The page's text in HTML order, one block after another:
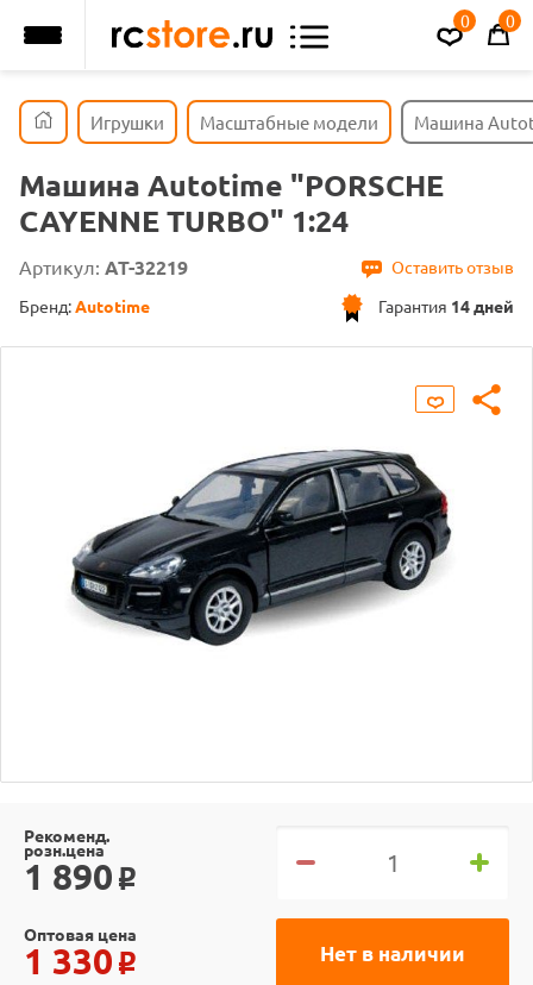
0 0
Игрушки Масштабные модели Машина
Машина Autotime "PORSCHE
CAYENNE TURBO" 1:24
Артикул: AT-32219
Оставить отзыв
Гарантия 14 дней
Бренд:Autotime
Рекоменд.
розн.цена
1 890 o
Нет в наличии
Оптовая цена
1 330 o